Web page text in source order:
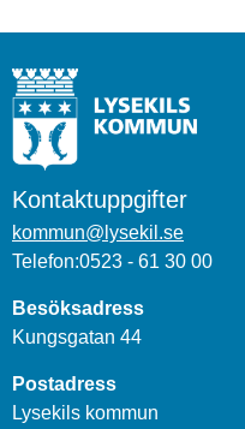
Kontaktuppgifter
kommun@lysekil.se
Telefon:0523 - 61 30 00
Besöksadress
Kungsgatan 44
Postadress
Lysekils kommun